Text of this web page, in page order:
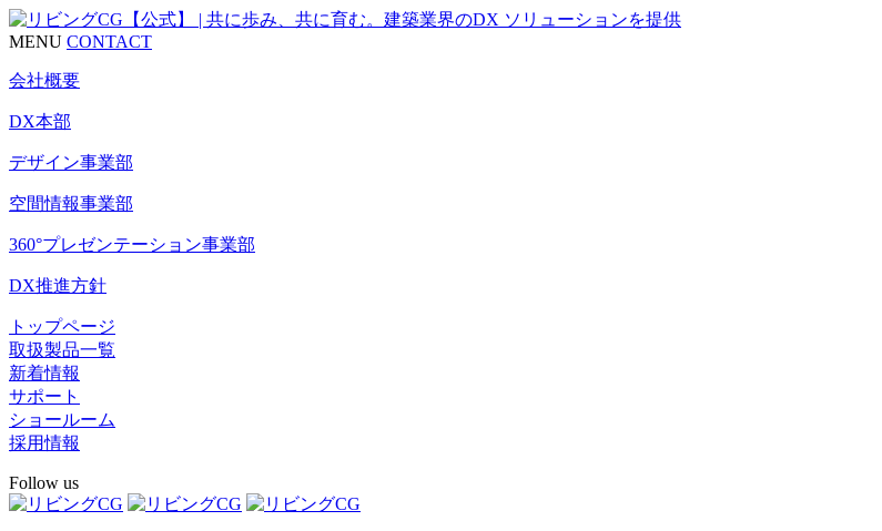
MENU CONTACT
会社概要
DX本部
デザイン事業部
空間情報事業部
360°プレゼンテーション事業部
DX推進方針
トップページ
取扱製品一覧
新着情報
サポート
ショールーム
採用情報
Follow us